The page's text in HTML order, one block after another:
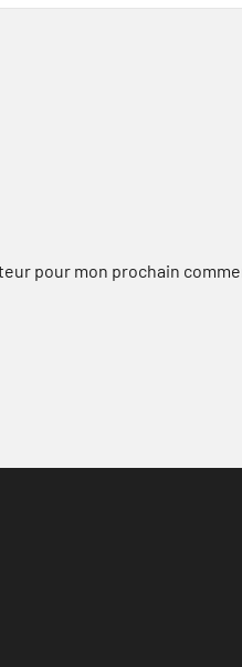
pour mon prochain